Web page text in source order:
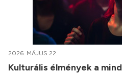
2026. MÁJUS 22.
Kulturális élmények a